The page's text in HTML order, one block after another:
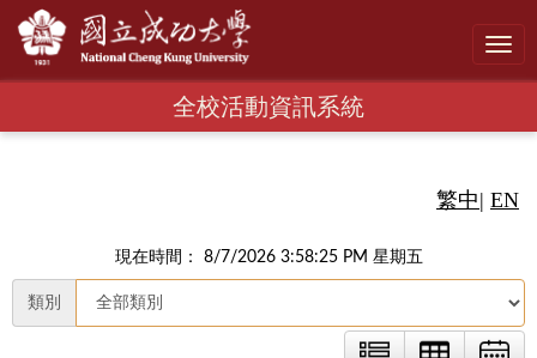
全校活動資訊系統
繁中| EN
現在時間： 8/7/2026 3:58:27 PM 星期五
類別